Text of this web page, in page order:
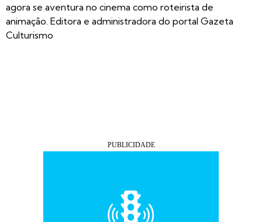
agora se aventura no cinema como roteirista de
animação. Editora e administradora do portal Gazeta
Culturismo